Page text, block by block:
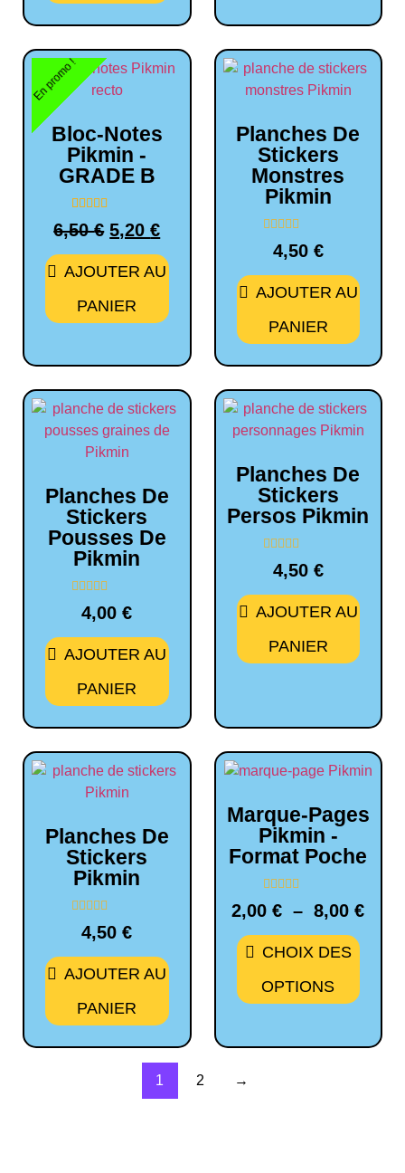
Bloc-Notes
Pikmin -
GRADE B
Noté
5.00
1
client
En promo !
6,50€ 5,20€
AJOUTER AU
PANIER
Planches De
Stickers
Monstres
Pikmin
Note
4,50 €
AJOUTER AU
PANIER
Planches De
Stickers
Pousses De
Pikmin
Note
4,00€
AJOUTER AU
PANIER
Planches De
Stickers
Persos Pikmin
Note
4,50 €
AJOUTER AU
PANIER
Planches De
Stickers
Pikmin
Note
4,50€
AJOUTER AU
PANIER
Marque-Pages
Pikmin -
Format Poche
Note
0
2,00€ – 8,00€
CHOIX DES
OPTIONS
1 2 →